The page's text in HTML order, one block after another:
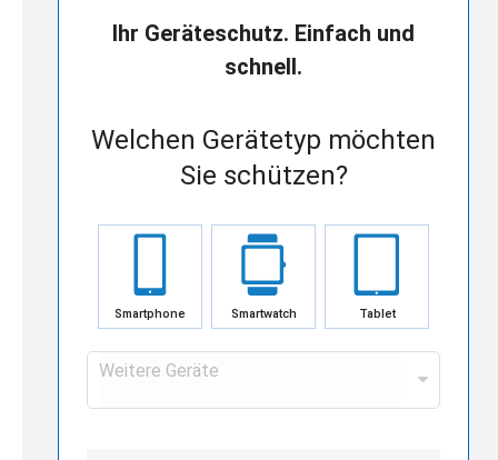
Ihr Geräteschutz. Einfach und
schnell.
Welchen Gerätetyp möchten
Sie schützen?
Smartphone Smartwatch Tablet
Weitere Geräte